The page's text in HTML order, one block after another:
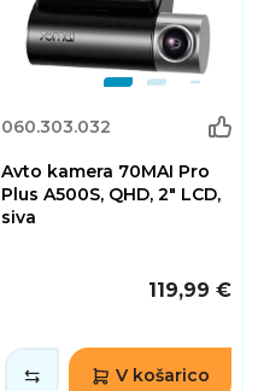
060.303.032
Avto kamera 70MAI Pro
Plus A500S, QHD, 2" LCD,
siva
119,99 €
V košarico